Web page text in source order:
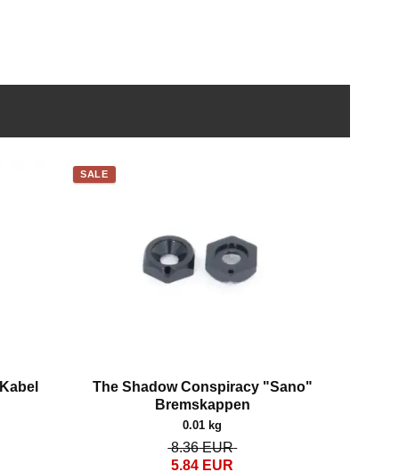
SALE
The Shadow Conspiracy "Sano"
Bremskappen
0.01 kg
8.36EUR
5.84 EUR